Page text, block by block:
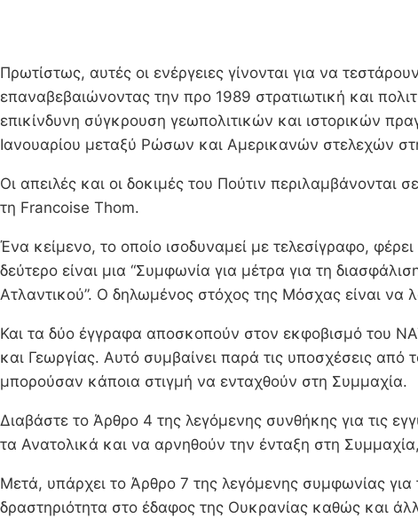
Πρωτίστως, αυτές οι ενέργειες γίνονται για να
επαναβεβαιώνοντας την προ 1989 στρατιωτική και
επικίνδυνη σύγκρουση γεωπολιτικών και ιστορικών
Ιανουαρίου μεταξύ Ρώσων και Αμερικανών στελεχών
Οι απειλές και οι δοκιμές του Πούτιν
τη Francoise Thom.
Ένα κείμενο, το οποίο ισοδυναμεί με τελεσίγραφο,
δεύτερο είναι μια “Συμφωνία για μέτρα για τη
Ατλαντικού”. Ο δηλωμένος στόχος της Μόσχας είναι να
Και τα δύο έγγραφα αποσκοπούν στον εκφοβισμό του
και Γεωργίας. Αυτό συμβαίνει παρά τις υποσχέσεις
μπορούσαν κάποια στιγμή να ενταχθούν στη Συμμαχία.
Διαβάστε το Άρθρο 4 της λεγόμενης συνθήκης για τις
τα Ανατολικά και να αρνηθούν την ένταξη στη
Μετά, υπάρχει το Άρθρο 7 της λεγόμενης συμφωνίας
δραστηριότητα στο έδαφος της Ουκρανίας καθώς και